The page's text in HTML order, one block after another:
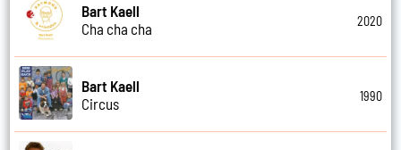
Bart Kaell
Cha cha cha
2020
Bart Kaell
Circus
1990